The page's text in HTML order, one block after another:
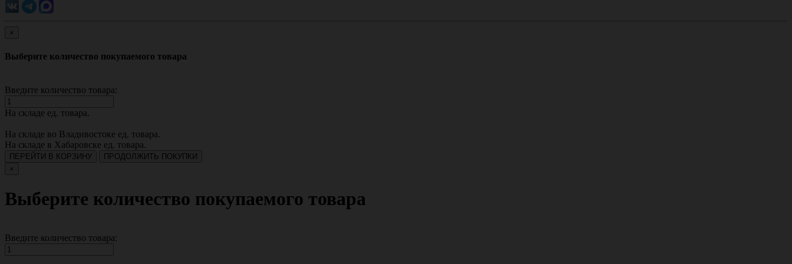
×
Выберите количество покупаемого товара
Введите количество товара:
На складе ед. товара.
На складе во Владивостоке ед. товара.
На складе в Хабаровске ед. товара.
ПЕРЕЙТИ В КОРЗИНУ
ПРОДОЛЖИТЬ ПОКУПКИ
×
Выберите количество покупаемого товара
Введите количество товара: